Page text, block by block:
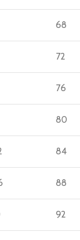
68
72
76
80
84
88
92